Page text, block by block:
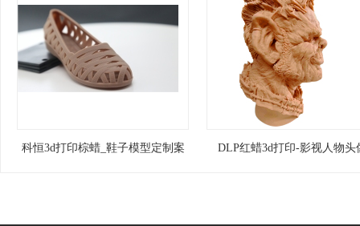
科恒3d打印棕蜡_鞋子模型定制案
DLP红蜡3d打印-影视人物头